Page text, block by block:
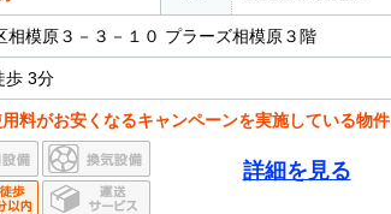
相模原３－３－１０ プラーズ相模原３階
歩 3分
るキャンペーンを実施している物件もございます。お気軽にお問い合わせください。
詳細を見る